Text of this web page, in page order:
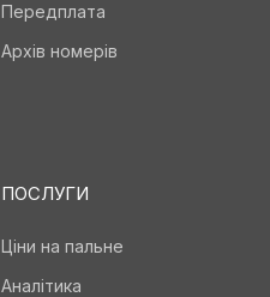
Передплата
Архів номерів
ПОСЛУГИ
Ціни на пальне
Аналітика